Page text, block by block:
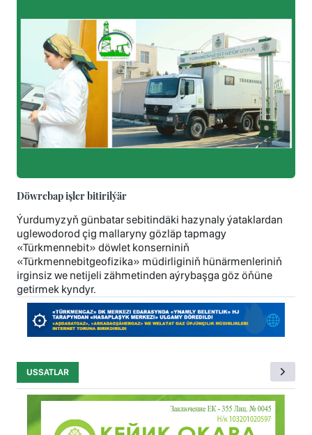
Döwrebap işler bitirilýär
Ýurdumyzyň günbatar sebitindäki hazynaly ýataklardan
uglewodorod çig mallaryny gözläp tapmagy
«Türkmennebit» döwlet konserniniň
«Türkmennebitgeofizika» müdirliginiň hünärmenleriniň
irginsiz we netijeli zähmetinden aýrybaşga göz öňüne
getirmek kyndyr.
USSATLAR